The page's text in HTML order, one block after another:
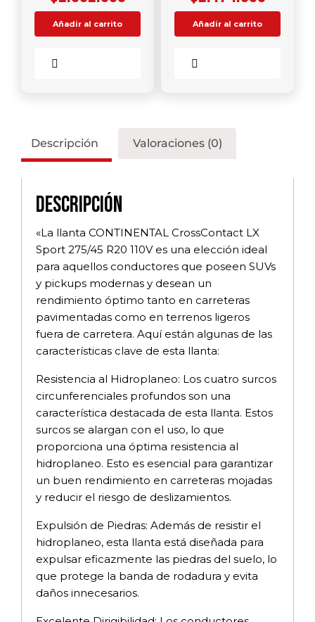
Añadir al carrito Añadir al carrito
Descripción Valoraciones (0)
Descripción
«La llanta CONTINENTAL CrossContact LX
Sport 275/45 R20 110V es una elección ideal
para aquellos conductores que poseen SUVs
y pickups modernas y desean un
rendimiento óptimo tanto en carreteras
pavimentadas como en terrenos ligeros
fuera de carretera. Aquí están algunas de las
características clave de esta llanta:
Resistencia al Hidroplaneo: Los cuatro surcos
circunferenciales profundos son una
característica destacada de esta llanta. Estos
surcos se alargan con el uso, lo que
proporciona una óptima resistencia al
hidroplaneo. Esto es esencial para garantizar
un buen rendimiento en carreteras mojadas
y reducir el riesgo de deslizamientos.
Expulsión de Piedras: Además de resistir el
hidroplaneo, esta llanta está diseñada para
expulsar eficazmente las piedras del suelo, lo
que protege la banda de rodadura y evita
daños innecesarios.